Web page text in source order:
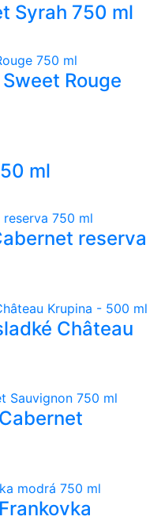
Syrah 750 ml
Rouge
ml
reserva
Château